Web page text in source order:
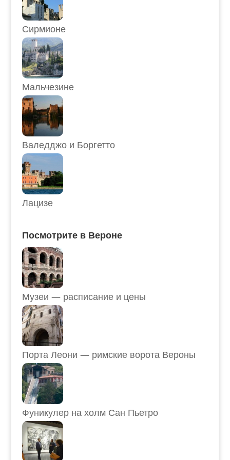
Сирмионе
Мальчезине
Валедджо и Боргетто
Лацизе
Посмотрите в Вероне
Музеи — расписание и цены
Порта Леони — римские ворота Вероны
Фуникулер на холм Сан Пьетро